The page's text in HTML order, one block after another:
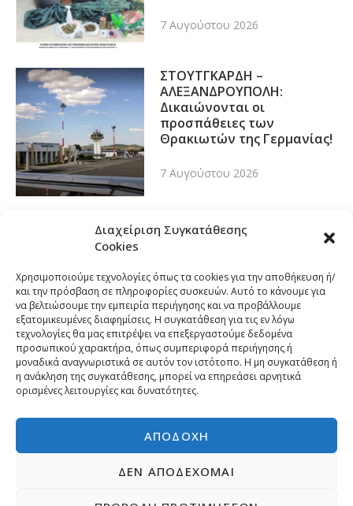
Διαχείριση Συγκατάθεσης
Cookies
Χρησιμοποιούμε τεχνολογίες όπως τα cookies για την αποθήκευση ή/
και την πρόσβαση σε πληροφορίες συσκευών. Αυτό το κάνουμε για
να βελτιώσουμε την εμπειρία περιήγησης και να προβάλλουμε
εξατομικευμένες διαφημίσεις. Η συγκατάθεση για τις εν λόγω
τεχνολογίες θα μας επιτρέψει να επεξεργαστούμε δεδομένα
προσωπικού χαρακτήρα, όπως συμπεριφορά περιήγησης ή
μοναδικά αναγνωριστικά σε αυτόν τον ιστότοπο. Η μη συγκατάθεση ή
η ανάκληση της συγκατάθεσης, μπορεί να επηρεάσει αρνητικά
ορισμένες λειτουργίες και δυνατότητες.
ΑΠΟΔΟΧΉ
ΔΕΝ ΑΠΟΔΈΧΟΜΑΙ
7 Αυγούστου 2026
ΣΤΟΥΤΓΚΑΡΔΗ –
ΑΛΕΞΑΝΔΡΟΥΠΟΛΗ:
Δικαιώνονται οι
προσπάθειες των
Θρακιωτών της Γερμανίας!
7 Αυγούστου 2026